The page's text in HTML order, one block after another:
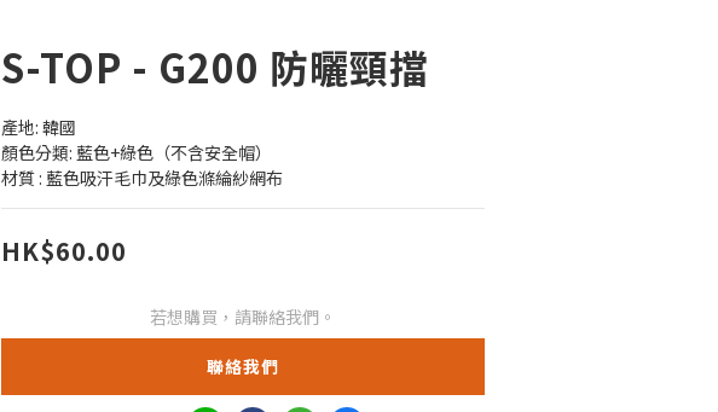
S-TOP - G200 防曬頸擋
產地: 韓國
顏色分類: 藍色+綠色（不含安全帽）
材質 : 藍色吸汗毛巾及綠色滌綸紗網布
HK$60.00
若想購買，請聯絡我們。
聯絡我們